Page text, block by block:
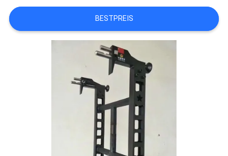
FORDERN
SIE EIN
BESTPREIS